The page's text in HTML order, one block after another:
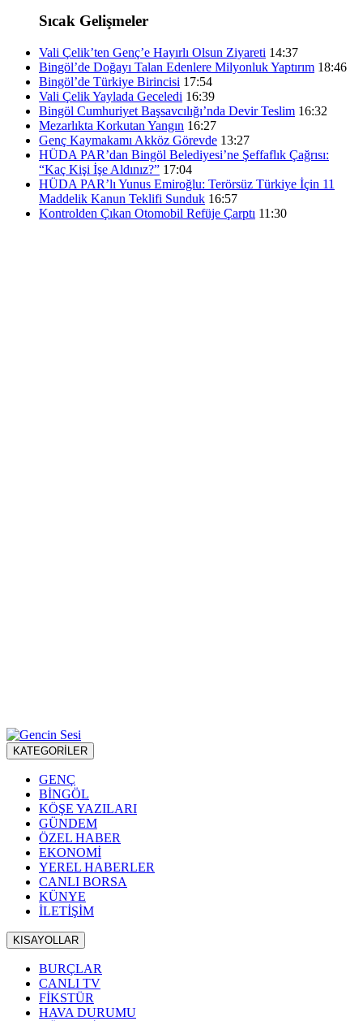
Sıcak Gelişmeler
Vali Çelik’ten Genç’e Hayırlı Olsun Ziyareti 14:37
Bingöl’de Doğayı Talan Edenlere Milyonluk Yaptırım 18:46
Bingöl’de Türkiye Birincisi 17:54
Vali Çelik Yaylada Geceledi 16:39
Bingöl Cumhuriyet Başsavcılığı’nda Devir Teslim 16:32
Mezarlıkta Korkutan Yangın 16:27
Genç Kaymakamı Akköz Görevde 13:27
HÜDA PAR’dan Bingöl Belediyesi’ne Şeffaflık Çağrısı:
“Kaç Kişi İşe Aldınız?” 17:04
HÜDA PAR’lı Yunus Emiroğlu: Terörsüz Türkiye İçin 11
Maddelik Kanun Teklifi Sunduk 16:57
Kontrolden Çıkan Otomobil Refüje Çarptı 11:30
KATEGORİLER
GENÇ
BİNGÖL
KÖŞE YAZILARI
GÜNDEM
ÖZEL HABER
EKONOMİ
YEREL HABERLER
CANLI BORSA
KÜNYE
İLETİŞİM
KISAYOLLAR
BURÇLAR
CANLI TV
FİKSTÜR
HAVA DURUMU